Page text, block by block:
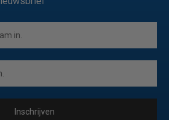
Inschrijven